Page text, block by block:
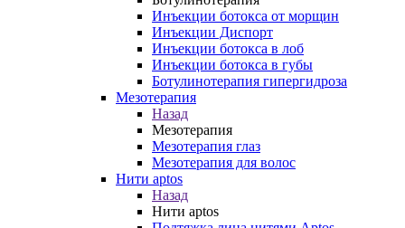
Инъекции ботокса от морщин
Инъекции Диспорт
Инъекции ботокса в лоб
Инъекции ботокса в губы
Ботулинотерапия гипергидроза
Мезотерапия
Назад
Мезотерапия
Мезотерапия глаз
Мезотерапия для волос
Нити aptos
Назад
Нити aptos